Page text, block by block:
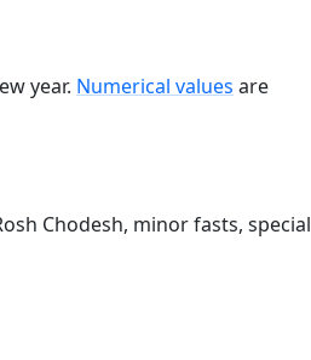
year. Numerical values are
Chodesh, minor fasts, special